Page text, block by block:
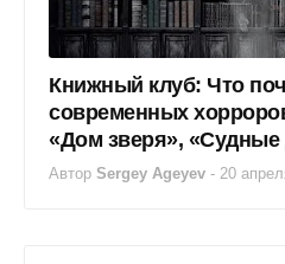
Книжный клуб: Что
современных
«Дом зверя», «Судные
Автор Sergey Ageyev - 20